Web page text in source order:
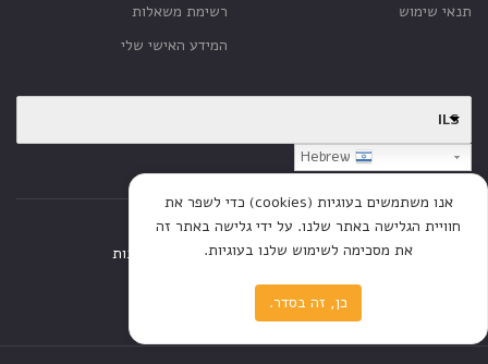
רשימת משאלות
המידע האישי שלי
תנאי שימוש
ILS
דף הבית חנות כתבות
אנו משתמשים בעוגיות (cookies) כדי לשפר את
חוויית הגלישה באתר שלנו. על ידי גלישה באתר זה
את מסכימה לשימוש שלנו בעוגיות.
כן, זה בסדר.